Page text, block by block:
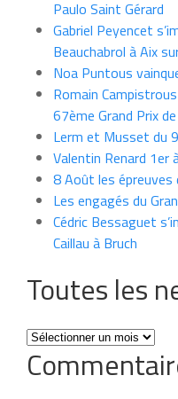
Paulo Saint Gérard
Gabriel Peyencet
Beauchabrol à Aix
Noa Puntous
Romain
67ème Grand Prix
Lerm et Musset du
Valentin Renard 1er
8 Août les épreuves
Les engagés du
Cédric Bessaguet
Caillau à Bruch
Toutes les
Toutes
les
news